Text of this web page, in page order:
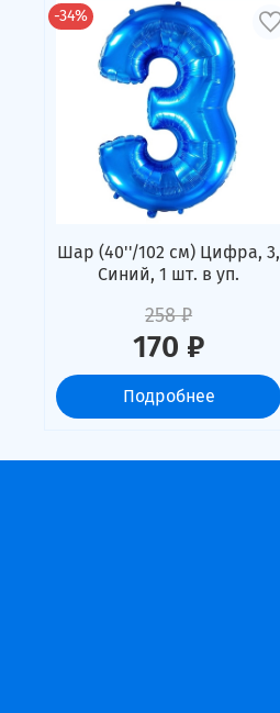
-34%
Шар (40''/102 см) Цифра, 3,
Синий, 1 шт. в уп.
258 ₽
170 ₽
Подробнее